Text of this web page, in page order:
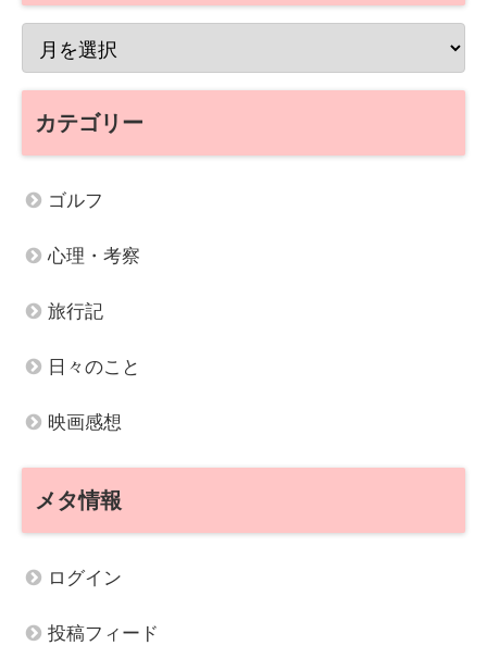
カテゴリー
ゴルフ
心理・考察
旅行記
日々のこと
映画感想
メタ情報
ログイン
投稿フィード